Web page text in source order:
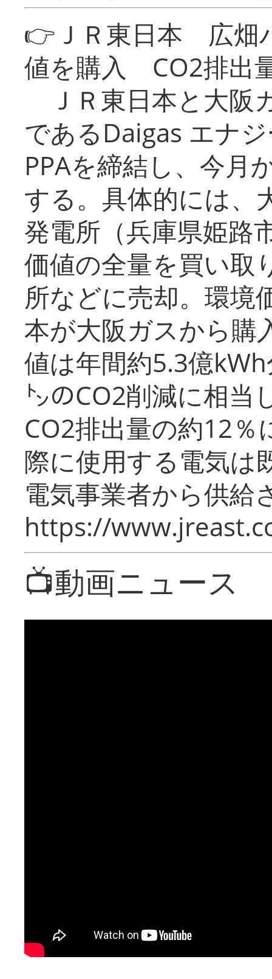
👉ＪＲ東日本 広畑
値を購入 CO2排出
ＪＲ東日本と大阪
であるDaigas エナ
PPAを締結し、今月
する。具体的には、
発電所（兵庫県姫路
価値の全量を買い取
所などに売却。環境
本が大阪ガスから購
値は年間約5.3億
㌧のCO2削減に相当
CO2排出量の約12％
際に使用する電気は
電気事業者から供給
https://
📺動画ニュース